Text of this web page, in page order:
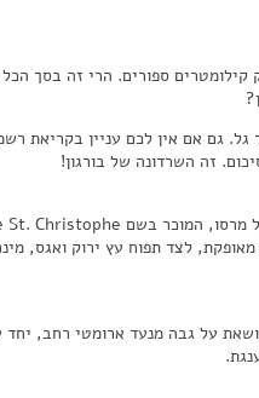
קילומטרים ספורים. הרי זה בסך
של בורגון, מבציר 2023, בניצוחו של תומר גל. גם אם אין לכם עניין
זה השרדונה של בורגון!
נקי ומדויק, מציג לימוניות מאופקת, לצד תפוח עץ ירוק
על גבה מנעד ארומטי רחב, יחד